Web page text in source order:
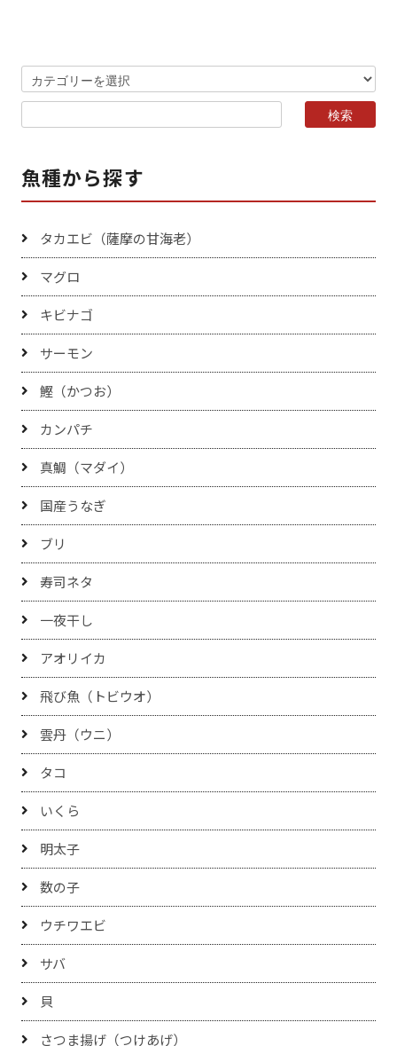
魚種から探す
タカエビ（薩摩の甘海老）
マグロ
キビナゴ
サーモン
鰹（かつお）
カンパチ
真鯛（マダイ）
国産うなぎ
ブリ
寿司ネタ
一夜干し
アオリイカ
飛び魚（トビウオ）
雲丹（ウニ）
タコ
いくら
明太子
数の子
ウチワエビ
サバ
貝
さつま揚げ（つけあげ）